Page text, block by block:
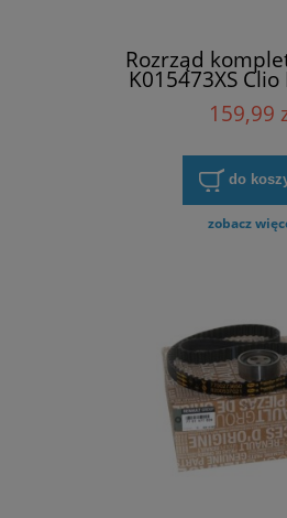
Rozrząd
K015473XS
159,99
do
zobacz